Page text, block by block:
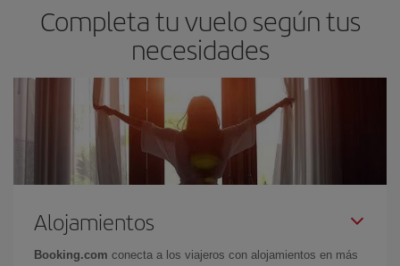
Completa tu vuelo según tus
necesidades
Alojamientos
Booking.com conecta a los viajeros con alojamientos en más